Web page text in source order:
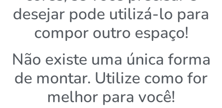
desejar pode utilizá-lo para
compor outro espaço!
Não existe uma única forma
de montar. Utilize como for
melhor para você!